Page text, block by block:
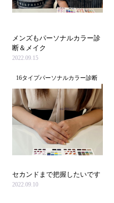
メンズもパーソナルカラー診
断＆メイク
2022.09.15
16タイプパーソナルカラー診断
セカンドまで把握したいです
2022.09.10